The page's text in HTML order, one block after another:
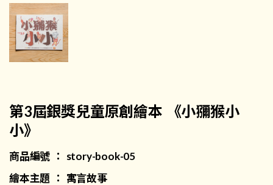
第3屆銀獎兒童原創繪本 《小獼猴小
小》
商品編號 ： story-book-05
繪本主題 ： 寓言故事